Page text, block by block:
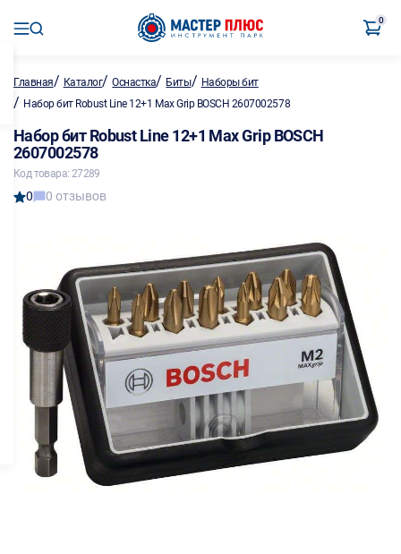
0
Главная/ Каталог/Оснастка/ Биты/ Наборы бит
/ Набор бит Robust Line 12+1 Мax Grip BOSCH 2607002578
Набор бит Robust Line 12+1 Мax Grip BOSCH
2607002578
Код товара: 27289
0 0 отзывов